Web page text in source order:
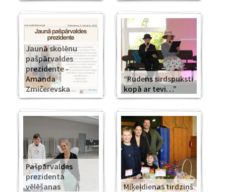
Jaunā skolēnu
pašpārvaldes
prezidente -
Amanda
Zmičerevska
“Rudens sirdspuksti
kopā ar tevi…”
Pašpārvaldes
prezidenta
vēlēšanas
Miķeļdienas tirdziņš